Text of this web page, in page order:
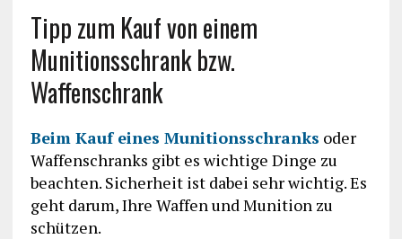
Tipp zum Kauf von einem
Munitionsschrank bzw.
Waffenschrank
Beim Kaufeines Munitionsschranks oder
Waffenschranks gibt es wichtige Dinge zu
beachten. Sicherheit ist dabei sehr wichtig. Es
geht darum, Ihre Waffen und Munition zu
schützen.